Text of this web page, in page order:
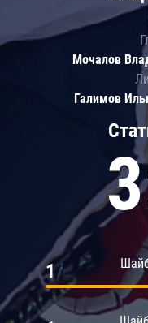
1
Мочалов
Галимов